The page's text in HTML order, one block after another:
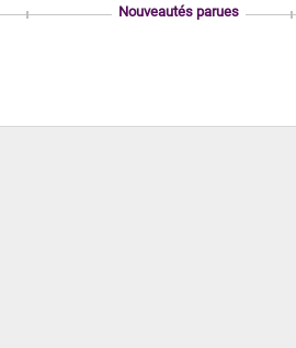
Nouveautés parues